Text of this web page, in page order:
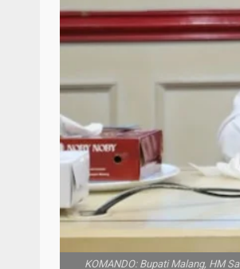
KOMANDO: Bupati Malang, HM